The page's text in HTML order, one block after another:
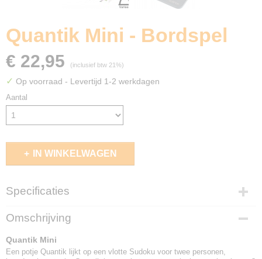
Quantik Mini - Bordspel
€ 22,95 (inclusief btw 21%)
✓ Op voorraad - Levertijd 1-2 werkdagen
Aantal
IN WINKELWAGEN
Specificaties
EAN code
3421271322214
Omschrijving
Quantik Mini
Een potje Quantik lijkt op een vlotte Sudoku voor twee personen,